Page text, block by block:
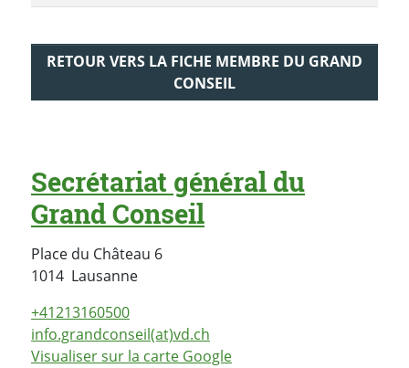
RETOUR VERS LA FICHE MEMBRE DU GRAND
CONSEIL
Secrétariat général du
Grand Conseil
Place du Château 6
1014 LausanneSuisse
+41213160500
info.grandconseil(at)vd.ch
Visualiser sur la carte Google